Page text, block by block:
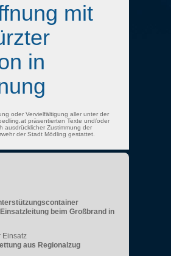
mit
in
oder Vervielfältigung aller unter der
präsentierten Texte und/oder
ausdrücklicher Zustimmung der
der Stadt Mödling gestattet.
beim Großbrand in
Einsatz
aus Regionalzug